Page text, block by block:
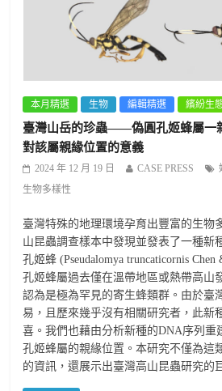
本月精選 生物 編輯精選 繽紛生
臺灣山岳的珍蟲——偽圓孔姬蜂屬一
對該屬親緣位置的意義
2024 年 12 月 19 日 CASE PRESS
生物多樣性
臺灣特殊的地理環境孕育出豐富的生物
山昆蟲調查樣本中發現並發表了一種
孔姬蜂 (Pseudalomya truncaticornis
孔姬蜂屬過去僅在溫帶地區或熱帶高山
認為是極為罕見的寄生蜂類群。由於臺
易，且歷來幾乎沒有相關研究者，此新
喜。我們也藉由分析新種的DNA序列重
孔姬蜂屬的親緣位置。本研究不僅為這
的資訊，還展示出臺灣高山昆蟲研究的